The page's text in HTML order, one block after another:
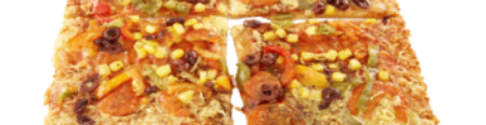
Μάθετε περισσότερα σχετικά με το ποιοι είμαστε,
με το πως μπορείτε να επικοινωνήσετε μαζί μας και
με το πως επεξεργαζόμαστε τα προσωπικά
δεδομένα στην Πολιτική Προστασίας Προσωπικών
Δεδομένων μας. Παρακαλούμε αναφέρετε το
αναγνωριστικό και την ημερομηνία της συναίνεσής
σας όταν επικοινωνείτε μαζί μας σχετικά με τη
συναίνεσή σας.
Η δήλωση Cookie ενημερώθηκε τελευταία φορά στις 1/71/2026 από το
Cookiebot